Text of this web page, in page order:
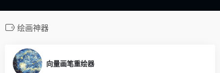
绘画神器
向量画笔重绘器